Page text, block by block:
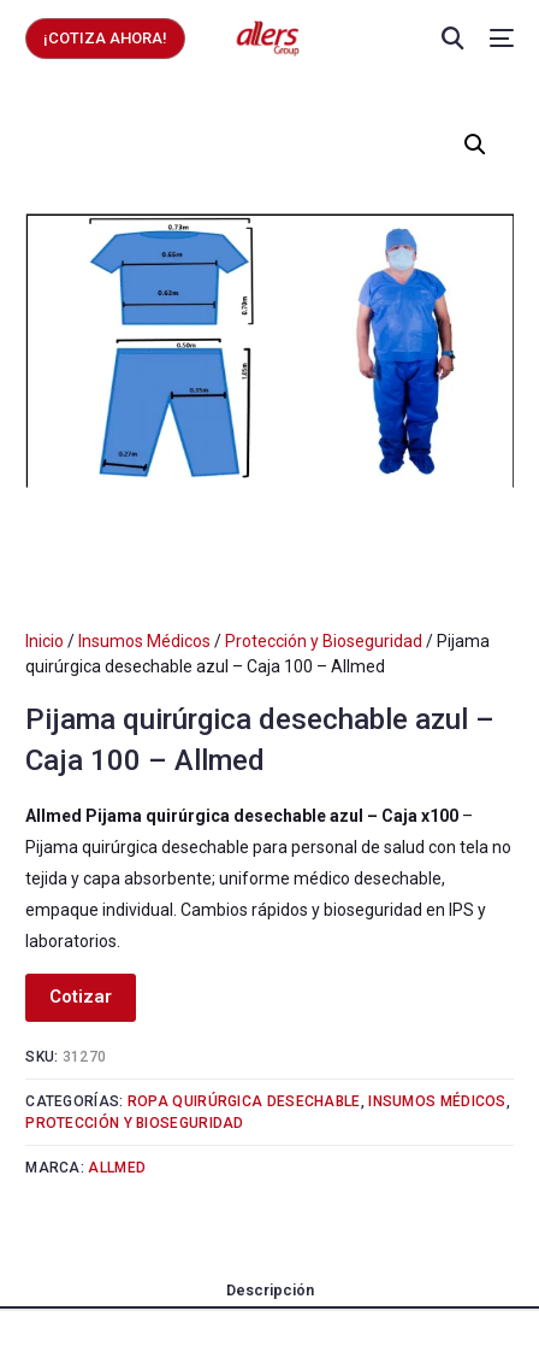
¡COTIZA AHORA!
Inicio /Insumos Médicos /Protección y Bioseguridad / Pijama
quirúrgica desechable azul – Caja 100 – Allmed
Pijama quirúrgica desechable azul –
Caja 100 – Allmed
Allmed Pijama quirúrgica desechable azul – Caja x100 –
Pijama quirúrgica desechable para personal de salud con tela no
tejida y capa absorbente; uniforme médico desechable,
empaque individual. Cambios rápidos y bioseguridad en IPS y
laboratorios.
Cotizar
SKU: 31270
CATEGORÍAS: ROPA QUIRÚRGICA DESECHABLE ,INSUMOS MÉDICOS
PROTECCIÓN Y BIOSEGURIDAD
MARCA: ALLMED
Descripción